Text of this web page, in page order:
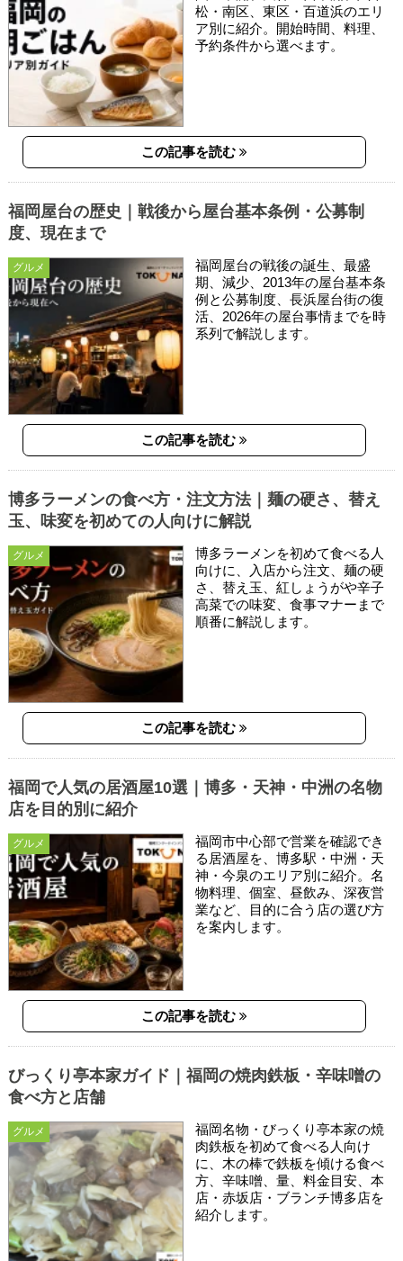
松・南区、東区・百道浜のエリ
ア別に紹介。開始時間、料理、
予約条件から選べます。
この記事を読む
グルメ
福岡屋台の歴史｜戦後から屋台基本条例・公募制
度、現在まで
福岡屋台の戦後の誕生、最盛
期、減少、2013年の屋台基本条
例と公募制度、長浜屋台街の復
活、2026年の屋台事情までを時
系列で解説します。
この記事を読む
グルメ
博多ラーメンの食べ方・注文方法｜麺の硬さ、替え
玉、味変を初めての人向けに解説
博多ラーメンを初めて食べる人
向けに、入店から注文、麺の硬
さ、替え玉、紅しょうがや辛子
高菜での味変、食事マナーまで
順番に解説します。
この記事を読む
グルメ
福岡で人気の居酒屋10選｜博多・天神・中洲の名物
店を目的別に紹介
福岡市中心部で営業を確認でき
る居酒屋を、博多駅・中洲・天
神・今泉のエリア別に紹介。名
物料理、個室、昼飲み、深夜営
業など、目的に合う店の選び方
を案内します。
この記事を読む
グルメ
びっくり亭本家ガイド｜福岡の焼肉鉄板・辛味噌の
食べ方と店舗
福岡名物・びっくり亭本家の焼
肉鉄板を初めて食べる人向け
に、木の棒で鉄板を傾ける食べ
方、辛味噌、量、料金目安、本
店・赤坂店・ブランチ博多店を
紹介します。